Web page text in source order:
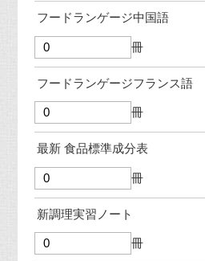
フードランゲージ中国語
冊
フードランゲージフランス語
冊
最新 食品標準成分表
冊
新調理実習ノート
冊